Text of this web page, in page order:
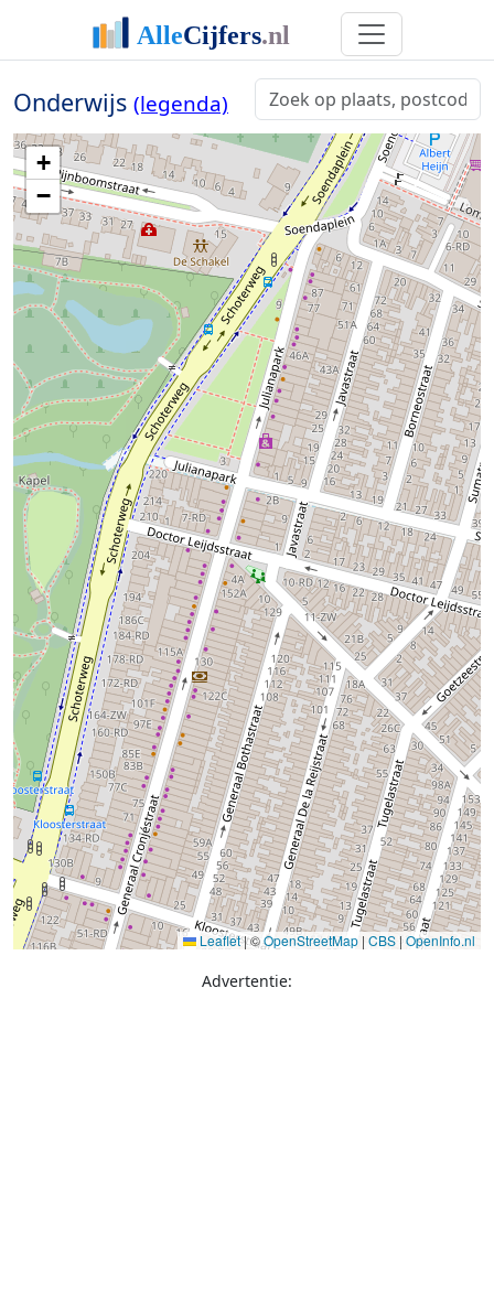
Onderwijs (legenda)
+
−
Leaflet|©OpenStreetMap | CBS | OpenInfo.nl
Advertentie: